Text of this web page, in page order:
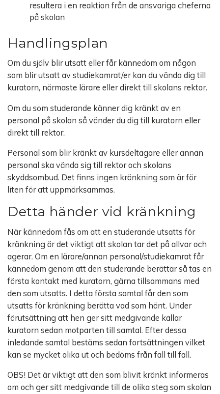
resultera i en reaktion från de ansvariga cheferna
på skolan
Handlingsplan
Om du själv blir utsatt eller får kännedom om någon
som blir utsatt av studiekamrat/er kan du vända dig till
kuratorn, närmaste lärare eller direkt till skolans rektor.
Om du som studerande känner dig kränkt av en
personal på skolan så vänder du dig till kuratorn eller
direkt till rektor.
Personal som blir kränkt av kursdeltagare eller annan
personal ska vända sig till rektor och skolans
skyddsombud. Det finns ingen kränkning som är för
liten för att uppmärksammas.
Detta händer vid kränkning
När kännedom fås om att en studerande utsatts för
kränkning är det viktigt att skolan tar det på allvar och
agerar. Om en lärare/annan personal/studiekamrat får
kännedom genom att den studerande berättar så tas en
första kontakt med kuratorn, gärna tillsammans med
den som utsatts. I detta första samtal får den som
utsatts för kränkning berätta vad som hänt. Under
förutsättning att hen ger sitt medgivande kallar
kuratorn sedan motparten till samtal. Efter dessa
inledande samtal bestäms sedan fortsättningen vilket
kan se mycket olika ut och bedöms från fall till fall.
OBS! Det är viktigt att den som blivit kränkt informeras
om och ger sitt medgivande till de olika steg som skolan